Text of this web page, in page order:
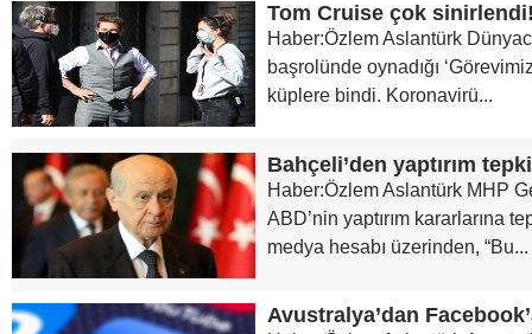
Tom Cruise çok
Haber:Özlem Aslantürk
başrolünde oynadığı
küplere bindi. Koronavirü...
Bahçeli’den yaptırım
Haber:Özlem Aslantürk MHP
ABD’nin yaptırım kararlarına
medya hesabı üzerinden, “Bu...
Avustralya’dan